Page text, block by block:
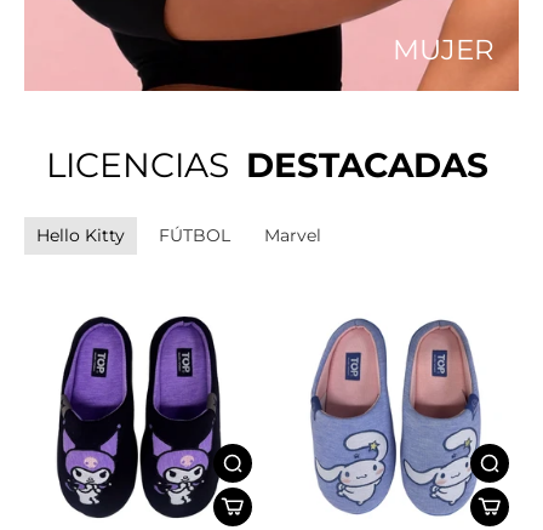
MUJER
LICENCIAS DESTACADAS
Hello Kitty FÚTBOL Marvel